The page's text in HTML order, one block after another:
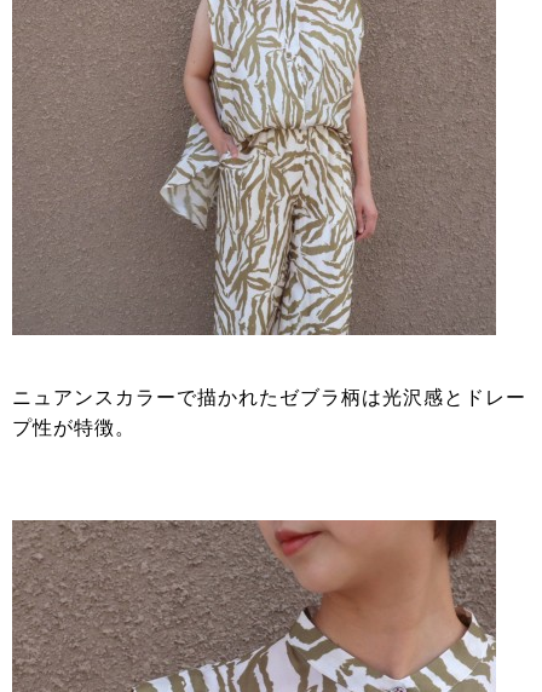
ニュアンスカラーで描かれたゼブラ柄は光沢感とドレー
プ性が特徴。